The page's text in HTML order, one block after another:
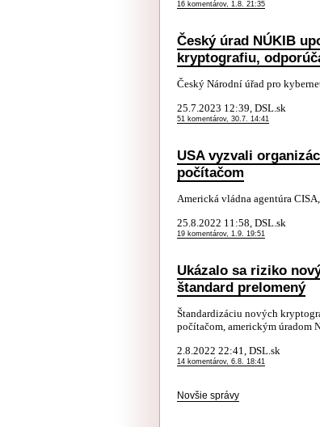
16 komentárov, 1.8. 21:35
Český úrad NÚKIB
kryptografiu,
Český Národní úřad pro
25.7.2023 12:39, DSL.sk
51 komentárov, 30.7. 14:41
USA vyzvali
počítačom
Americká vládna agentúra
25.8.2022 11:58, DSL.sk
19 komentárov, 1.9. 19:51
Ukázalo sa riziko
štandard prelomený
Štandardizáciu nových
počítačom, americkým úradom
2.8.2022 22:41, DSL.sk
14 komentárov, 6.8. 18:41
Novšie správy